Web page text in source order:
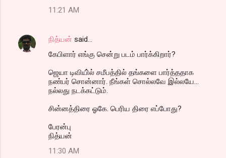
11:21 AM
நித்யன் said…
கேபிளார் எங்கு சென்று படம் பார்க்கிறார்?
ஜெயா டிவியி்ல் சமீபத்தில் தங்களை பார்த்ததாக
நண்பர் சொன்னார். நீங்கள் சொல்லவே இல்லயே...
நல்லது நடக்கட்டும்.
சின்னத்திரை ஓகே. பெரிய திரை எப்போது?
பேரன்பு
நித்யன்
11:30 AM